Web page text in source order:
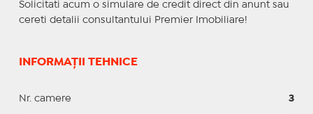
Solicitati acum o simulare de credit direct din anunt sau
cereti detalii consultantului Premier Imobiliare!
INFORMAȚII TEHNICE
Nr. camere 3